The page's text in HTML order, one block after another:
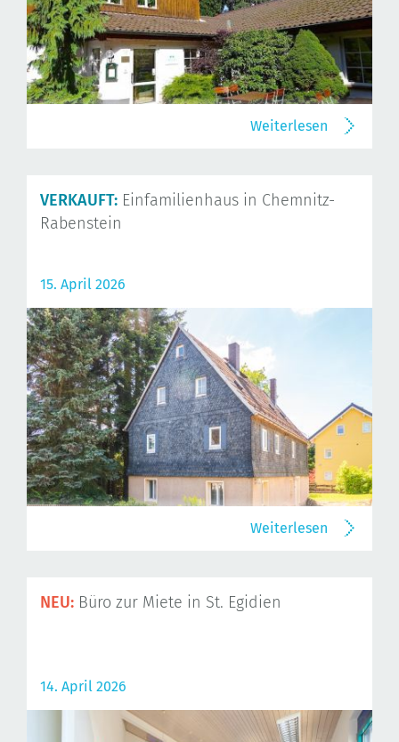
Weiterlesen
VERKAUFT: Einfamilienhaus in Chemnitz-
Rabenstein
15. April 2026
Weiterlesen
NEU: Büro zur Miete in St. Egidien
14. April 2026